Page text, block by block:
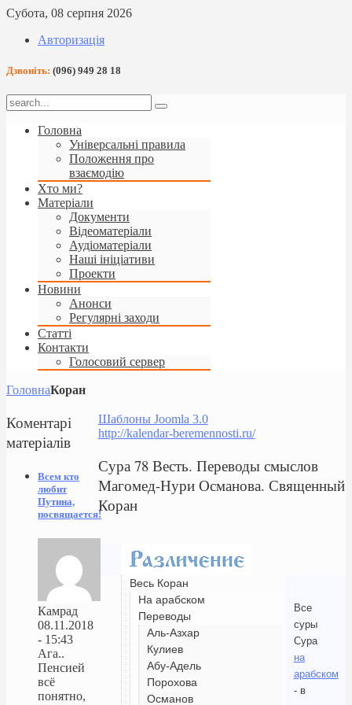
Субота, 08 серпня 2026
Авторизація
Дзвоніть: (096) 949 28 18
Головна
Універсальні правила
Положення про
взаємодію
Хто ми?
Матеріали
Документи
Відеоматеріали
Аудіоматеріали
Наші ініціативи
Проекти
Новини
Анонси
Регулярні заходи
Статті
Контакти
Голосовий сервер
ГоловнаКоран
Шаблоны Joomla 3.0
http://kalendar-beremennosti.ru/
Сура 78 Весть. Переводы смыслов
Магомед-Нури Османова. Священный
Коран
Весь Коран
На арабском
Переводы
Аль-Азхар
Кулиев
Абу-Адель
Порохова
Османов
Все
суры
Сура
на
арабском
- в
Коментарі
матеріалів
Всем кто
любит
Путина,
посвящается!
Камрад
08.11.2018
- 15:43
Ага..
Пенсией
всё
понятно,